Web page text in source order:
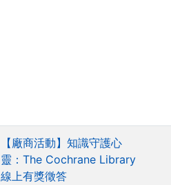
【廠商活動】知識守護心
靈：The Cochrane Library
線上有獎徵答